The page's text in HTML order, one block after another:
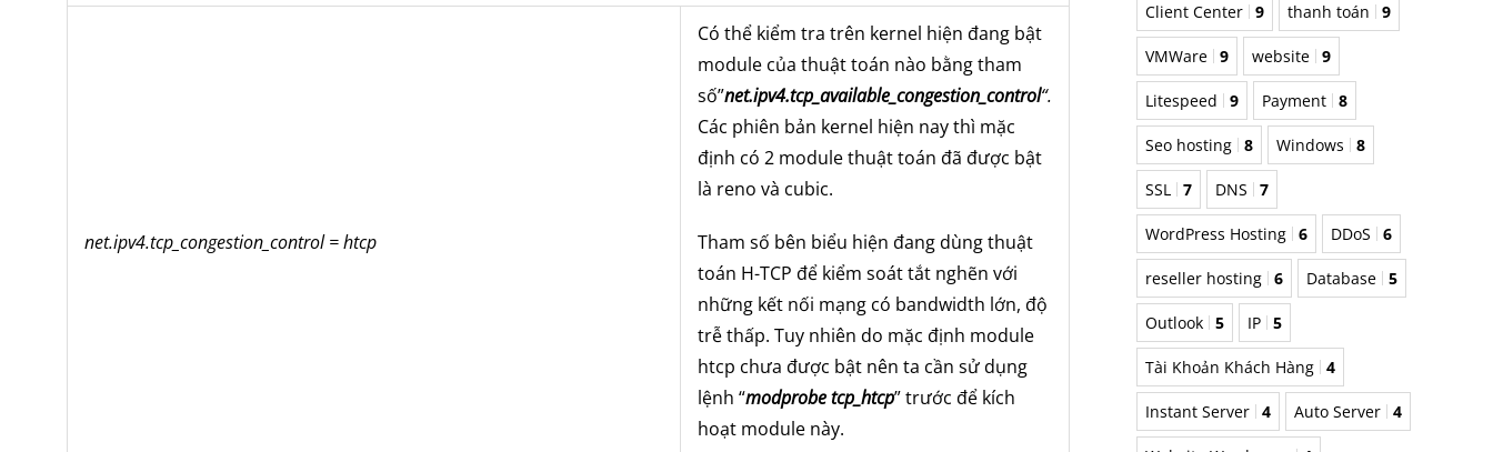
net.ipv4.tcp_congestion_control = htcp
Có thể kiểm tra trên kernel hiện đang bật
module của thuật toán nào bằng tham
số”net.ipv4.tcp_available_congestion_control“.
Các phiên bản kernel hiện nay thì mặc
định có 2 module thuật toán đã được bật
là reno và cubic.
Tham số bên biểu hiện đang dùng thuật
toán H-TCP để kiểm soát tắt nghẽn với
những kết nối mạng có bandwidth lớn, độ
trễ thấp. Tuy nhiên do mặc định module
htcp chưa được bật nên ta cần sử dụng
lệnh “modprobe tcp_htcp” trước để kích
hoạt module này.
Client Center 9 thanh toán 9
VMWare 9 website 9
Litespeed 9 Payment 8
Seo hosting 8 Windows 8
SSL 7 DNS 7
WordPress Hosting 6 DDoS 6
reseller hosting 6 Database 5
Outlook 5 IP 5
Tài Khoản Khách Hàng 4
Instant Server 4 Auto Server 4